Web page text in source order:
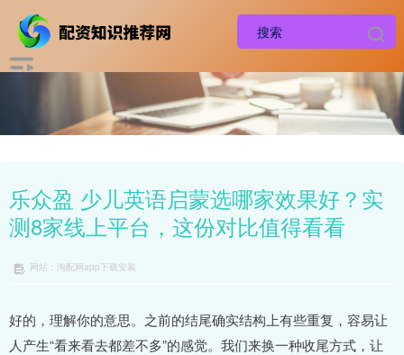
乐众盈 少儿英语启蒙选哪家效果好？实
测8家线上平台，这份对比值得看看
网站：淘配网app下载安装
好的，理解你的意思。之前的结尾确实结构上有些重复，容易让
人产生“看来看去都差不多”的感觉。我们来换一种收尾方式，让